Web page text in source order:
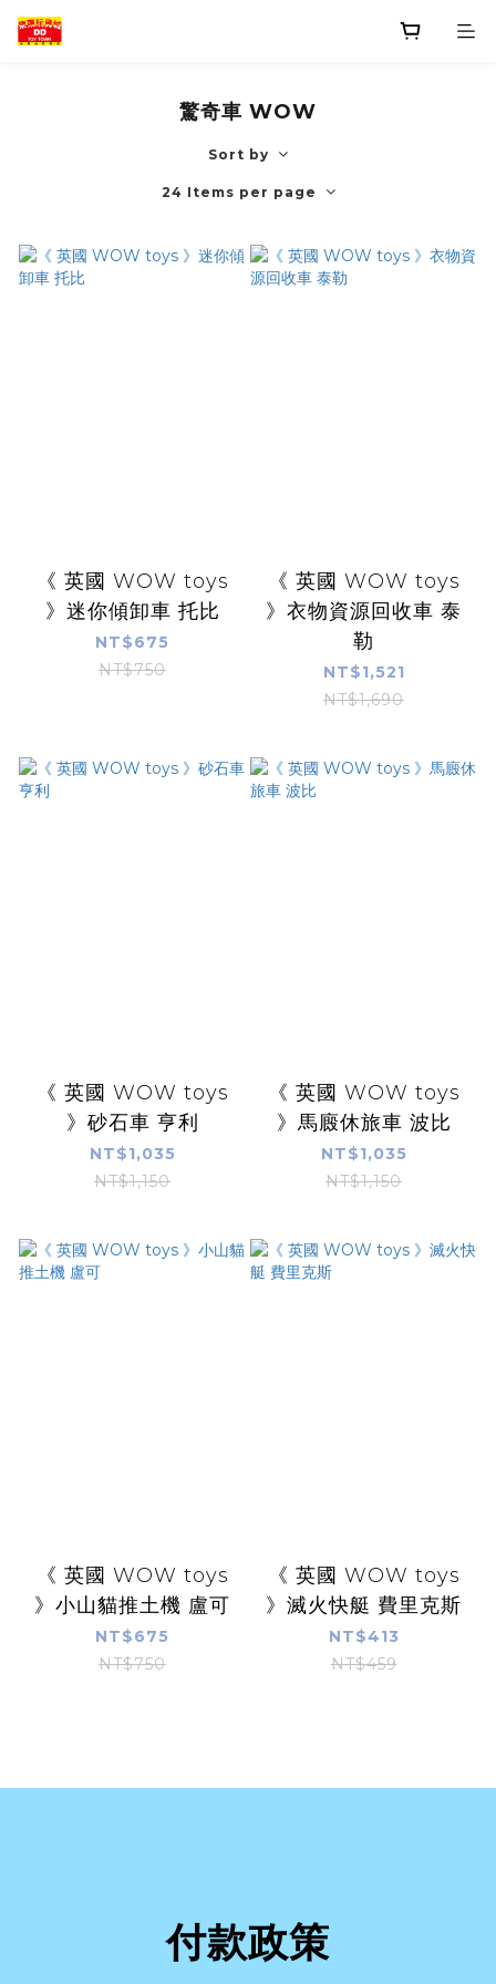
驚奇車 WOW
Sort by
24 Items per page
《 英國 WOW toys
》迷你傾卸車 托比
NT$675
NT$750
《 英國 WOW toys
》衣物資源回收車 泰
勒
NT$1,521
NT$1,690
《 英國 WOW toys
》砂石車 亨利
NT$1,035
NT$1,150
《 英國 WOW toys
》馬廄休旅車 波比
NT$1,035
NT$1,150
《 英國 WOW toys
》小山貓推土機 盧可
NT$675
NT$750
《 英國 WOW toys
》滅火快艇 費里克斯
NT$413
NT$459
付款政策